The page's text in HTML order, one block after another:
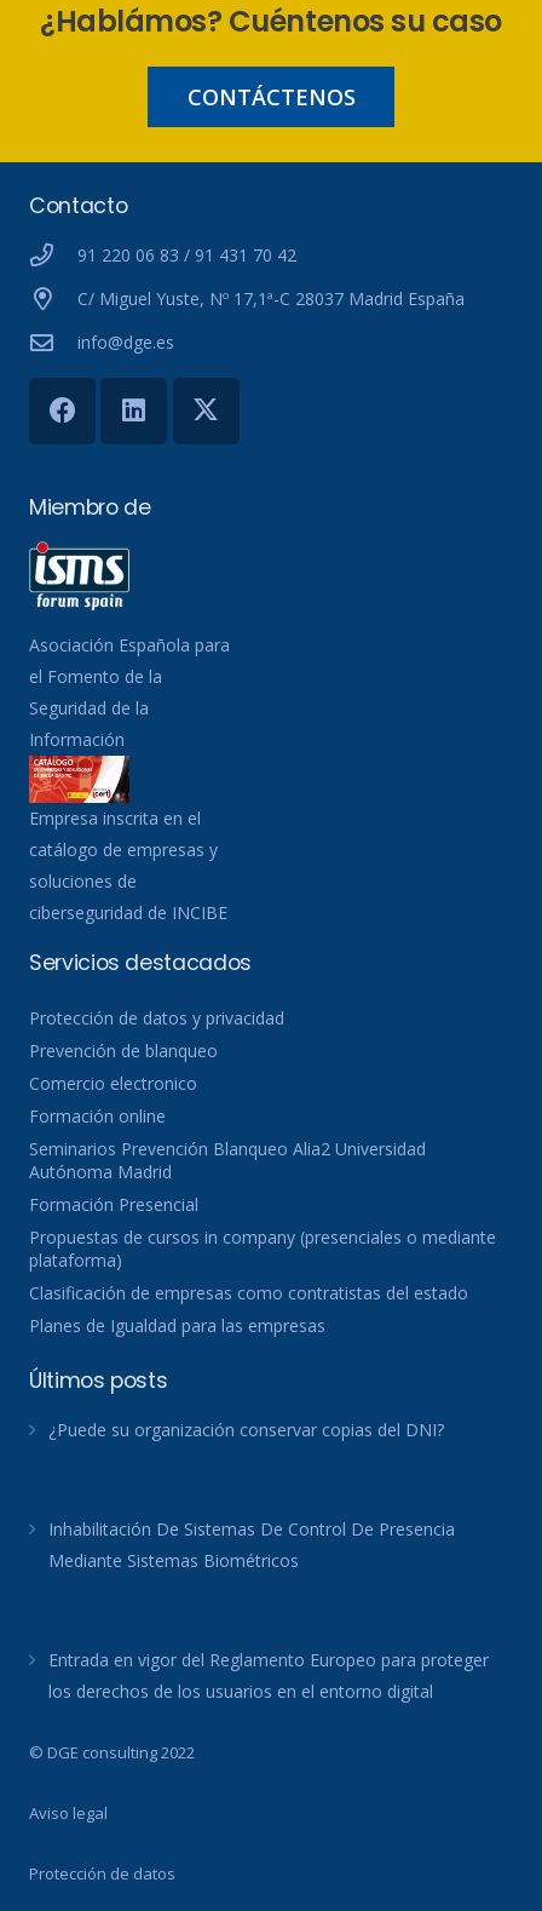
¿Hablámos? Cuéntenos su caso
CONTÁCTENOS
Contacto
91 220 06 83 / 91 431 70 42
C/ Miguel Yuste, Nº 17,1ª-C 28037 Madrid España
info@dge.es
Miembro de
Asociación Española para
el Fomento de la
Seguridad de la
Información
Empresa inscrita en el
catálogo de empresas y
soluciones de
ciberseguridad de INCIBE
Servicios destacados
Protección de datos y privacidad
Prevención de blanqueo
Comercio electronico
Formación online
Seminarios Prevención Blanqueo Alia2 Universidad
Autónoma Madrid
Formación Presencial
Propuestas de cursos in company (presenciales o mediante
plataforma)
Clasificación de empresas como contratistas del estado
Planes de Igualdad para las empresas
Últimos posts
¿Puede su organización conservar copias del DNI?
Inhabilitación De Sistemas De Control De Presencia
Mediante Sistemas Biométricos
Entrada en vigor del Reglamento Europeo para proteger
los derechos de los usuarios en el entorno digital
© DGE consulting 2022
Aviso legal
Protección de datos